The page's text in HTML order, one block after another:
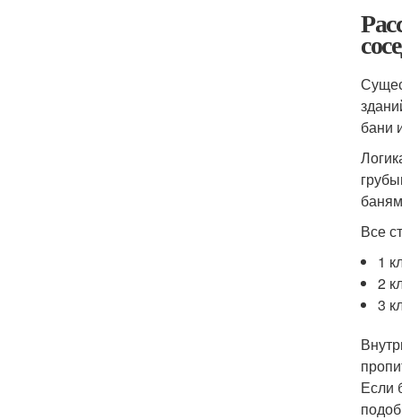
бани
Все
1
2
3
Если